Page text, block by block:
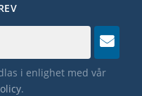
i enlighet med vår
.